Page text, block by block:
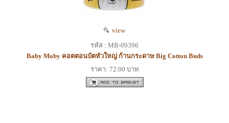
view
รหัส : MB-09396
Baby Moby คอตตอนบัตหัวใหญ่ ก้านกระดาษ Big Cotton Buds
ราคา: 72.00 บาท